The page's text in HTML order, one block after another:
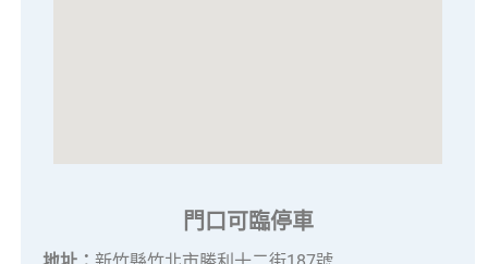
門口可臨停車